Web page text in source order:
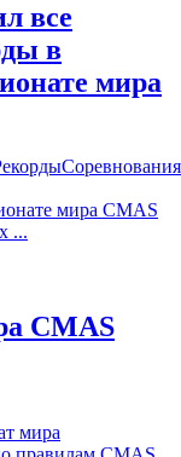
все
в
мира
Соревнования
мира CMAS
...
CMAS
мира